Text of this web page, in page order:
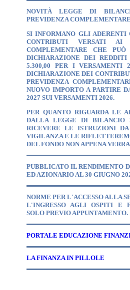
NOVITÀ LEGGE DI
PREVIDENZA
SI INFORMANO GLI ADERENTI
CONTRIBUTI VERSATI
COMPLEMENTARE CHE
DICHIARAZIONE DEI
5.300,00 PER I VERSAMENTI
DICHIARAZIONE DEI
PREVIDENZA
NUOVO IMPORTO A PARTIRE
2027 SUI VERSAMENTI 2026.
PER QUANTO RIGUARDA LE
DALLA LEGGE DI BILANCIO
RICEVERE LE ISTRUZIONI
VIGILANZA E LE
DEL FONDO NON APPENA
PUBBLICATO IL RENDIMENTO
ED AZIONARIO AL 30 GIUGNO
NORME PER L'ACCESSO ALLA
L'INGRESSO AGLI OSPITI E
SOLO PREVIO APPUNTAMENTO.
PORTALE EDUCAZIONE
LA FINANZA IN PILLOLE